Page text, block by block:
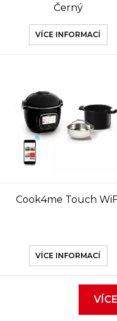
Černý
VÍCE INFORMACÍ
Cook4me Touch
VÍCE INFORMACÍ